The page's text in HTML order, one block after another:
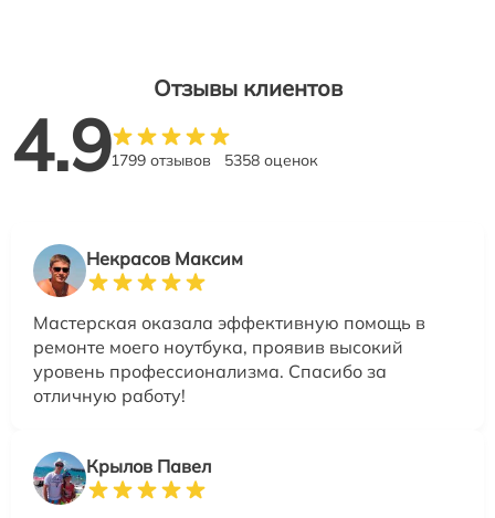
Отзывы клиентов
4.91799 отзывов 5358 оценок
Некрасов Максим
Мастерская оказала эффективную помощь в
ремонте моего ноутбука, проявив высокий
уровень профессионализма. Спасибо за
отличную работу!
Крылов Павел